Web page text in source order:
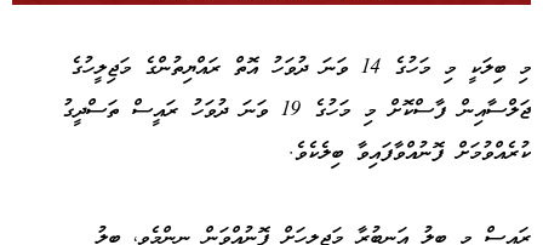
މި ބިލަކީ މި މަހުގެ 14 ވަނަ ދުވަހު އޮތް ރައްޔިތުންގެ މަޖިލީހުގެ
ޖަލްސާއިން ފާސްކޮށް މި މަހުގެ 19 ވަނަ ދުވަހު ރައީސް ތަސްދީގު
ކުރެއްވުމަށް ފޮނުއްވާފައިވާ ބިލެކެވެ.
ރައީސް މި ބިލު އަނބުރާ މަޖިލީހަށް ފޮނުއްވަން ނިންމެވީ، ބިލު